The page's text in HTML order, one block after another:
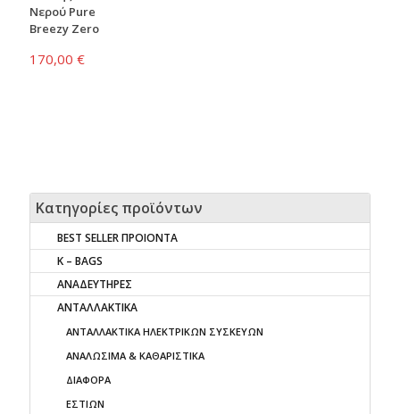
Νερού Pure
Breezy Zero
170,00 €
Κατηγορίες προϊόντων
BEST SELLER ΠΡΟΙΟΝΤΑ
K – BAGS
ΑΝΑΔΕΥΤΗΡΕΣ
ΑΝΤΑΛΛΑΚΤΙΚΑ
AΝΤΑΛΛΑΚΤΙΚΑ ΗΛΕΚΤΡΙΚΩΝ ΣΥΣΚΕΥΩΝ
ΑΝΑΛΩΣΙΜΑ & ΚΑΘΑΡΙΣΤΙΚΑ
ΔΙΑΦΟΡΑ
ΕΣΤΙΩΝ